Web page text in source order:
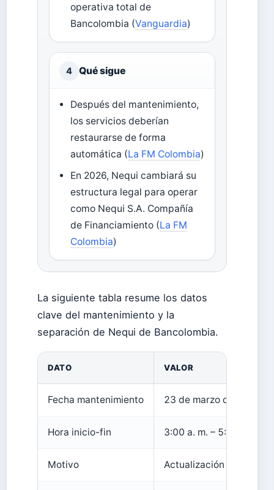
operativa total de
Bancolombia (Vanguardia)
4 Qué sigue
Después del mantenimiento,
los servicios deberían
restaurarse de forma
automática (La FM Colombia)
En 2026, Nequi cambiará su
estructura legal para operar
como Nequi S.A. Compañía
de Financiamiento (La FM
Colombia)
La siguiente tabla resume los datos
clave del mantenimiento y la
separación de Nequi de Bancolombia.
DATO VALOR
Fecha mantenimiento 23 de marzo de 2026
Hora inicio-fin 3:00 a. m. – 5:00 a. m.
Motivo Actualización